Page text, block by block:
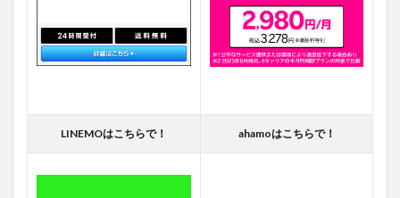
LINEMOはこちらで！ ahamoはこちらで！